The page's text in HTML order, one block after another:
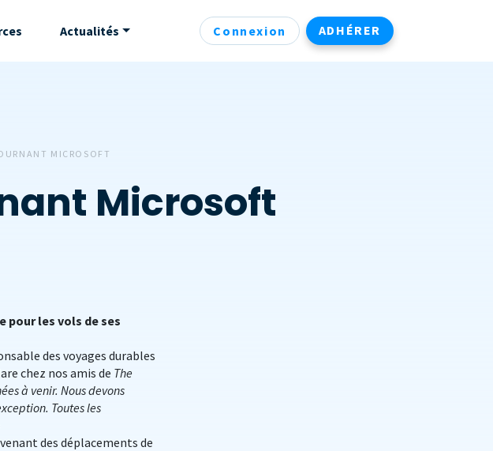
Actualités Connexion ADHÉRER
MICROSOFT
Microsoft
pour les vols de ses
des voyages durables
chez nos amis de The
à venir. Nous devons
Toutes les
des déplacements de